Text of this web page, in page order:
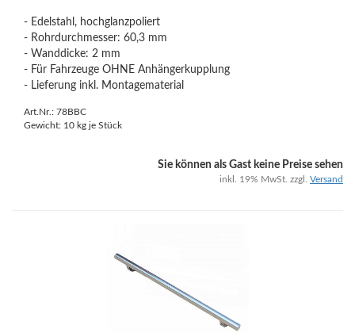
- Edelstahl, hochglanzpoliert
- Rohrdurchmesser: 60,3 mm
- Wanddicke: 2 mm
- Für Fahrzeuge OHNE Anhängerkupplung
- Lieferung inkl. Montagematerial
Art.Nr.: 78BBC
Gewicht: 10 kg je Stück
Sie können als Gast keine Preise sehen
inkl. 19% MwSt. zzgl. Versand